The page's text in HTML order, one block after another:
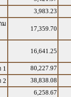
3,983.23
ม
17,359.70
16,641.25
1
80,227.97
2
38,838.08
6,258.67